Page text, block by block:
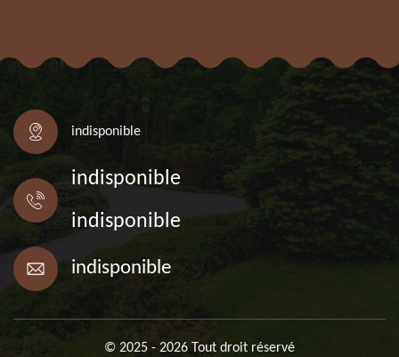
indisponible
indisponible
indisponible
indisponible
© 2025 - 2026 Tout droit réservé